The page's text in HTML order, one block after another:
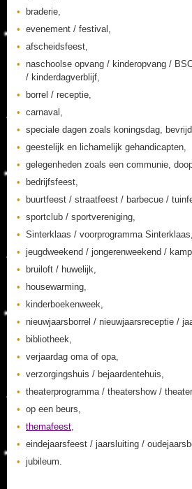
braderie,
evenement / festival,
afscheidsfeest,
naschoolse opvang / kinderopvang /
/ kinderdagverblijf,
borrel / receptie,
carnaval,
speciale dagen zoals koningsdag,
geestelijk en lichamelijk gehandicapten,
gelegenheden zoals een communie,
bedrijfsfeest,
buurtfeest / straatfeest / barbecue /
sportclub / sportvereniging,
Sinterklaas / voorprogramma Sinterklaas,
jeugdweekend / jongerenweekend /
bruiloft / huwelijk,
housewarming,
kinderboekenweek,
nieuwjaarsborrel / nieuwjaarsreceptie /
bibliotheek,
verjaardag oma of opa,
verzorgingshuis / bejaardentehuis,
theaterprogramma / theatershow /
op een beurs,
themafeest,
eindejaarsfeest / jaarsluiting /
jubileum.